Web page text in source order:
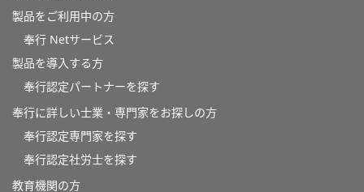
製品をご利用中の方
奉行 Netサービス
製品を導入する方
奉行認定パートナーを探す
奉行に詳しい士業・専門家をお探しの方
奉行認定専門家を探す
奉行認定社労士を探す
教育機関の方